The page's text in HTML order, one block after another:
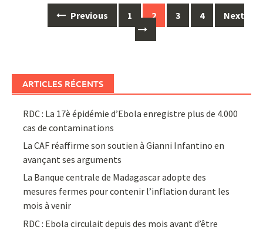
navigation
Previous 1 2 3 4 Next
ARTICLES RÉCENTS
RDC : La 17è épidémie d’Ebola enregistre plus de 4.000
cas de contaminations
La CAF réaffirme son soutien à Gianni Infantino en
avançant ses arguments
La Banque centrale de Madagascar adopte des
mesures fermes pour contenir l’inflation durant les
mois à venir
RDC : Ebola circulait depuis des mois avant d’être